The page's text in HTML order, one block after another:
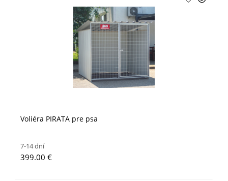
Voliéra PIRATA pre psa
7-14 dní
399.00 €